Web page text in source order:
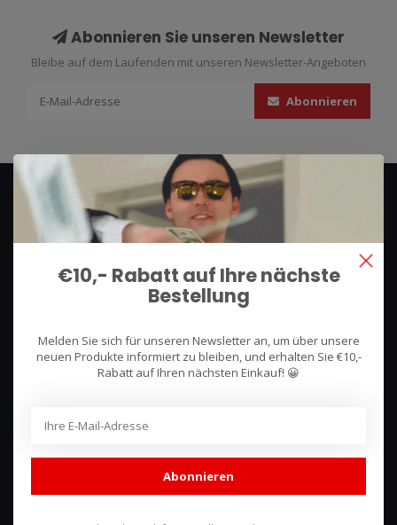
Abonnieren Sie unseren Newsletter
Bleibe auf dem Laufenden mit unseren Newsletter-Angeboten
Abonnieren
We use what we sell, that's the difference!
Hullerpad 13Q
6741 PA
€10,- Rabatt auf Ihre nächste
Bestellung
Melden Sie sich für unseren Newsletter an, um über unsere
neuen Produkte informiert zu bleiben, und erhalten Sie €10,-
Rabatt auf Ihren nächsten Einkauf! 😀
Abonnieren